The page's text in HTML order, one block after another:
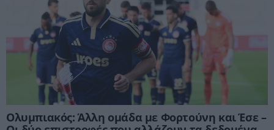
Ολυμπιακός: Άλλη ομάδα με Φορτούνη και Έσε –